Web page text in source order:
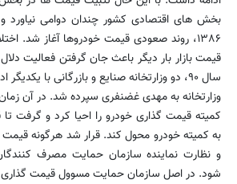
۱۳۸۶، روند صعودی قیمت خودروها آغاز شد.
قیمت بازار بار دیگر باعث جان گرفتن فعالیت
سال ۹۰، دو وزارتخانه صنایع و بازرگانی با
وزارتخانه به مهدی غضنفری سپرده شد. در آن
کمیته قیمت گذاری خودرو را احیا کرد و گرفت
به کمیته خودرو محول کند. قرار شد هرگونه قیمت
و نظارت نماینده سازمان حمایت مصرف
شود. در اصل سازمان حمایت مسوول قیمت